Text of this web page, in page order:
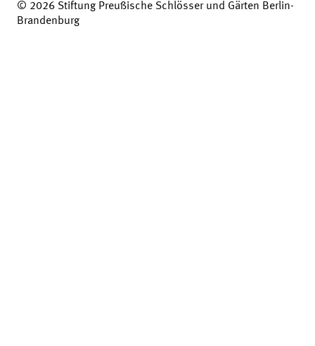
© 2026 Stiftung Preußische Schlösser und Gärten Berlin-
Brandenburg